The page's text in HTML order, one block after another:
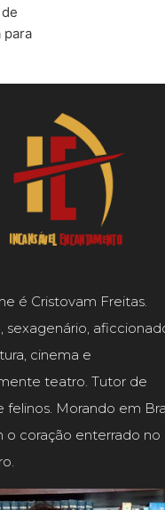
para
é Cristovam Freitas.
sexagenário,
cinema e
teatro. Tutor de
felinos. Morando em
o coração enterrado no